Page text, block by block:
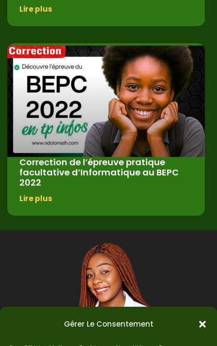
Gérer Le Consentement
Lire plus
Correction de l’épreuve pratique
facultative d’Informatique au BEPC
2022
Lire plus